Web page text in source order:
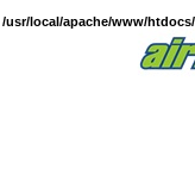
/usr/local/apache/www/